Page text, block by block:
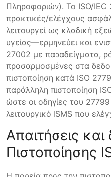
Πληροφοριών). Το ISO/IEC
πρακτικές/ελέγχους
λειτουργεί ως κλαδική
υγείας—ερμηνεύει και
27002 με παραδείγματα,
προσαρμοσμένες στα
πιστοποίηση κατά ISO
παράλληλη πιστοποίηση
ώστε οι οδηγίες του
λειτουργικό ISMS που
Απαιτήσεις και
Πιστοποίησης